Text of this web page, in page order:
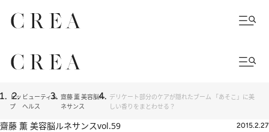
トッ
プ
ビューティ＆
ヘルス
齋藤 薫 美容脳ル
ネサンス
デリケート部分のケアが隠れたブーム 「あそこ」に美
しい香りをまとわせる？
齋藤 薫 美容脳ルネサンスvol.59 2015.2.27